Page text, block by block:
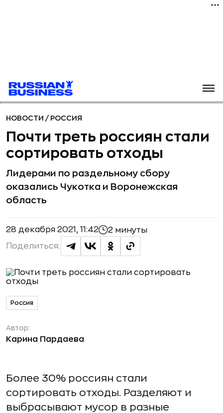
НОВОСТИ / РОССИЯ
Почти треть россиян стали
сортировать отходы
Лидерами по раздельному сбору
оказались Чукотка и Воронежская
область
28 декабря 2021, 11:42 2 минуты
Поделиться:
Россия
Автор:
Карина Пардаева
Более 30% россиян стали
сортировать отходы. Разделяют и
выбрасывают мусор в разные